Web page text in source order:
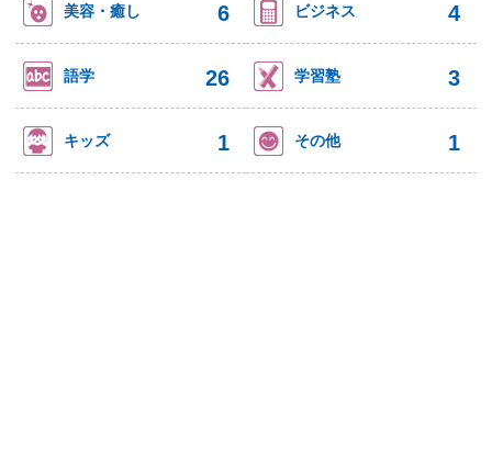
美容・癒し 6 ビジネス 4
語学 26 学習塾 3
キッズ 1 その他 1